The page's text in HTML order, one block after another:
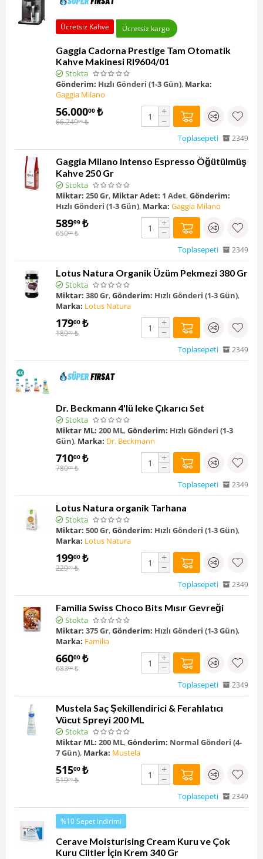
Ücretsiz Kahve Ücretsiz kargo
Gaggia Cadorna Prestige Tam Otomatik
Kahve Makinesi RI9604/01
Stokta
Gönderim: Hızlı Gönderi (1-3 Gün), Marka:
Gaggia Milano
56.00000 ₺
66.24900 ₺
+
−
Toplasepeti 2349
Gaggia Milano Intenso Espresso Öğütülmüş
Kahve 250 Gr
Stokta
Miktar: 250 Gr, Miktar Adet: 1 Adet,Gönderim:
Hızlı Gönderi (1-3 Gün), Marka: Gaggia Milano
58999 ₺
65000 ₺
+
−
Toplasepeti 2349
Lotus Natura Organik Üzüm Pekmezi 380 Gr
Stokta
Miktar: 380 Gr,Gönderim: Hızlı Gönderi (1-3 Gün),
Marka: Lotus Natura
17900 ₺
18900 ₺
+
−
Toplasepeti 2349
Dr. Beckmann 4'lü leke Çıkarıcı Set
Stokta
Miktar ML: 200 ML,Gönderim: Hızlı Gönderi (1-3
Gün), Marka: Dr. Beckmann
71000 ₺
78000 ₺
+
−
Toplasepeti 2349
Lotus Natura organik Tarhana
Stokta
Miktar: 500 Gr,Gönderim: Hızlı Gönderi (1-3 Gün),
Marka: Lotus Natura
19900 ₺
22900 ₺
+
−
Toplasepeti 2349
Familia Swiss Choco Bits Mısır Gevreği
Stokta
Miktar: 375 Gr,Gönderim: Hızlı Gönderi (1-3 Gün),
Marka: Familia
66000 ₺
68300 ₺
+
−
Toplasepeti 2349
Mustela Saç Şekillendirici & Ferahlatıcı
Vücut Spreyi 200 ML
Stokta
Miktar ML: 200 ML,Gönderim: Normal Gönderi (4-
7 Gün), Marka: Mustela
51500 ₺
51900 ₺
+
−
Toplasepeti 2349
%10 Sepet indirimi
Cerave Moisturising Cream Kuru ve Çok
Kuru Ciltler İçin Krem 340 Gr